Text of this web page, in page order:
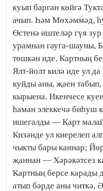
куып барган көйгә
ачып. Һәм Мөхәммәд,
Өстенә иштеләр гүя
урамнан гауга-шауны,
төшкән иде. Картның
Ялт-йолт килә иде ул
куйды аны, җаен
кырыена. Икенчесе
һаман элеккечә биһуш
ишегалды — Карт
Кизәнде ул киерелеп
чыкты бары каннар;
җаннан — Хәрәкәтсез
Картның берсе карады
атып бәрде аны читкә,